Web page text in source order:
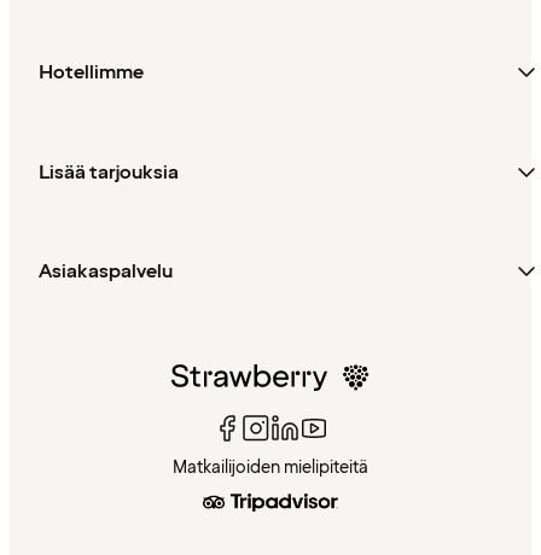
Hotellimme
Lisää tarjouksia
Asiakaspalvelu
Matkailijoiden mielipiteitä